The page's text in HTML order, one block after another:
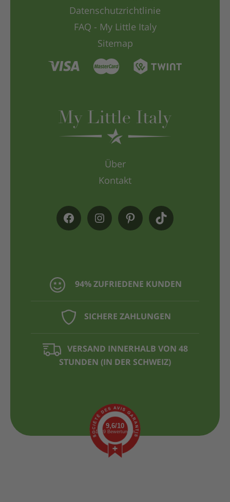
94% ZUFRIEDENE KUNDEN
SICHERE ZAHLUNGEN
VERSAND INNERHALB VON 48
STUNDEN (IN DER SCHWEIZ)
Datenschutzrichtlinie
FAQ - My Little Italy
Sitemap
Über
Kontakt
9,6/10
1439 Bewertungen